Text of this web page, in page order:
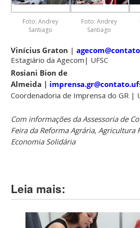
Foto: Andrey
Santiago
Foto: Andrey
Santiago
Vinícius Graton |
Estagiário da Agecom| UFSC
Rosiani Bion de
Almeida |
Coordenadoria de Imprensa do GR |
Com informações da Assessoria de
Feira da Reforma Agrária, Agricultura
Economia Solidária
Leia mais: